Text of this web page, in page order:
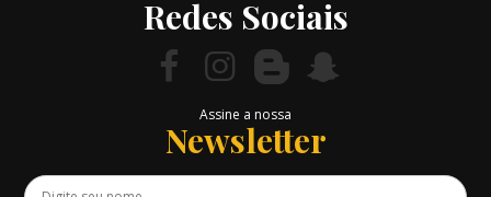
Redes Sociais
Assine a nossa
Newsletter